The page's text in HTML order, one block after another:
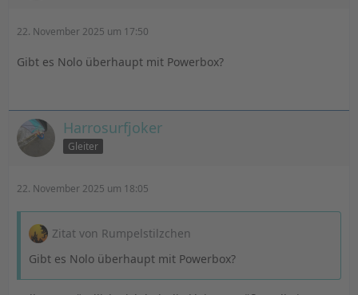
22. November 2025 um 17:50
Gibt es Nolo überhaupt mit Powerbox?
Harrosurfjoker
Gleiter
22. November 2025 um 18:05
Zitat von Rumpelstilzchen
Gibt es Nolo überhaupt mit Powerbox?